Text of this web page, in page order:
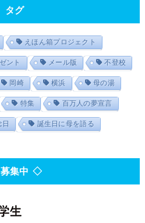
タグ
えほん箱プロジェクト
ント メール版 不登校
岡崎 横浜 母の湯
特集 百万人の夢宣言
日 誕生日に母を語る
集中 ◇